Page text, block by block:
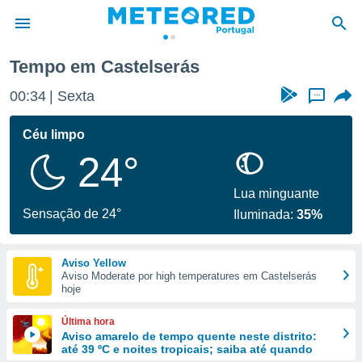
da
foi
fornecidas
a este
das
e
forma
digital
Tempo em Castelserás
00:34 Sexta ...
Céu limpo
24°
Sensação de 24°
Lua minguante
Iluminada:35%
Aviso Yellow
Aviso Moderate por high temperatures em Castelserás
hoje
Última hora
Aviso amarelo de tempo quente neste distrito:
até 39 ºC e noites tropicais; saiba até quando